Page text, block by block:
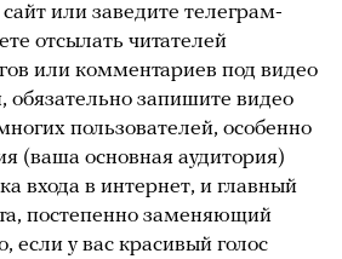
или заведите телеграм-
отсылать читателей
или комментариев под видео
обязательно запишите видео
пользователей, особенно
(ваша основная аудитория)
входа в интернет, и главный
постепенно заменяющий
если у вас красивый голос